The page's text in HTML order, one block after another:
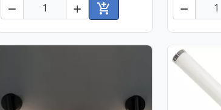
  
Ajouter au panier
